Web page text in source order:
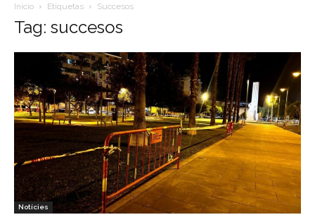
Inicio Etiquetas Succesos
Tag: succesos
Notícies